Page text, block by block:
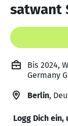
satwant
Bis 2024,
Germany
Berlin,
Logg Dich ein,